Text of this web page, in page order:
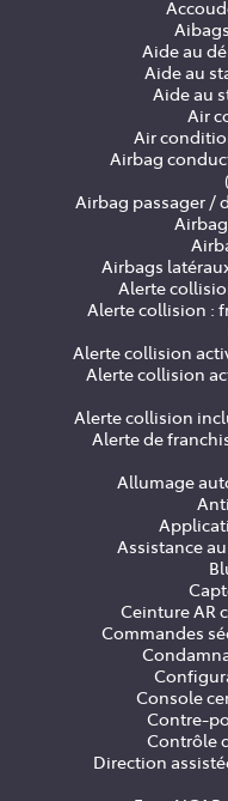
Aide au
Aide au
Aide au
Air
Air
Airbag
Airbag passager /
Airbags
Alerte
Alerte collision :
Alerte collision
Alerte collision
Alerte collision
Alerte de
Allumage
Assistance
Commandes
Console
Contre-
Contrôle
Direction